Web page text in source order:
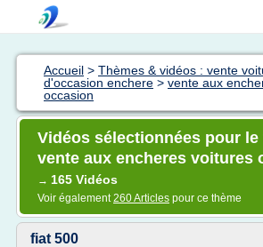
Accueil > Thèmes & vidéos : vente
d'occasion enchere > vente aux
occasion
Vidéos sélectionnées pour le
vente aux encheres voitures
→ 165 Vidéos
Voir également260 Articles pour ce thème
fiat 500